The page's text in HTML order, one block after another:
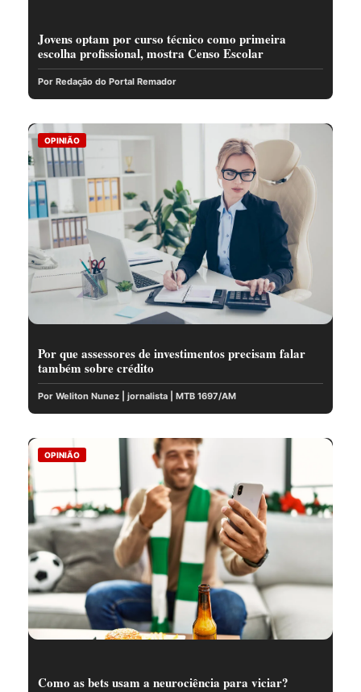
Jovens optam por curso técnico como primeira
escolha profissional, mostra Censo Escolar
Por Redação do Portal Remador
OPINIÃO
Por que assessores de investimentos precisam falar
também sobre crédito
Por Weliton Nunez | jornalista | MTB 1697/AM
OPINIÃO
Como as bets usam a neurociência para viciar?